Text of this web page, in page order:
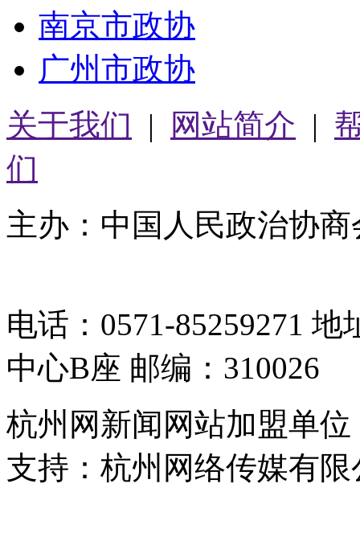
南京市政协
广州市政协
关于我们 | 网站简介 |
们
主办：中国人民政治协
电话：0571-85259271
中心B座 邮编：310026
杭州网新闻网站加盟单
支持：杭州网络传媒有限